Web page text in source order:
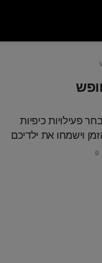
פעילויות כיפיות
וישמחו את ילדיכם